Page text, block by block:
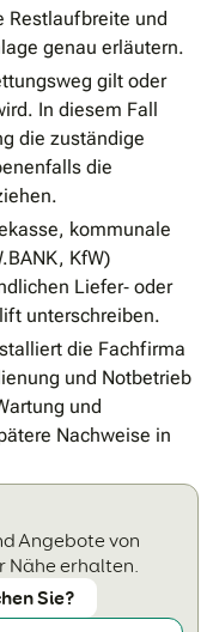
Restlaufbreite und
genau erläutern.
gilt oder
In diesem Fall
die zuständige
die
kommunale
KfW)
Liefer‐ oder
unterschreiben.
die Fachfirma
und Notbetrieb
und
Nachweise in
Angebote von
Nähe erhalten.
Sie?